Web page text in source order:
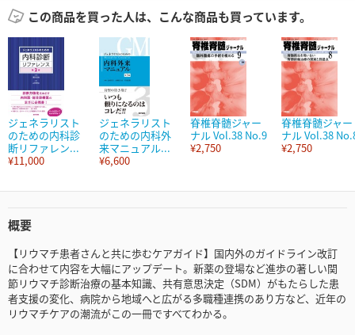
この商品を買った人は、こんな商品も買っています。
ジェネラリスト
のための内科診
断リファレン...
¥11,000
ジェネラリスト
のための内科外
来マニュアル...
¥6,600
脊椎脊髄ジャー
ナル Vol.38 No.9
¥2,750
脊椎脊髄ジャー
ナル Vol.38
¥2,750
概要
【リウマチ患者さんと共に歩むケアガイド】国内外のガイドライン改訂
に合わせて内容を大幅にアップデート。新薬の登場など進歩の著しい関
節リウマチ診断治療の基本知識、共有意思決定（SDM）がもたらした患
者支援の変化、病院から地域へと広がる多職種連携のあり方など、近年の
リウマチケアの潮流がこの一冊ですべてわかる。